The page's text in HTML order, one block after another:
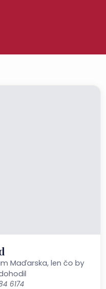
Maďarska, len čo by
6174